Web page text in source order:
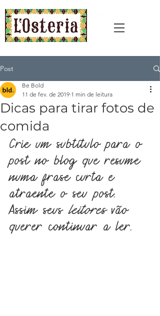
Post
Dicas para tirar fotos de
comida
Be Bold
11 de fev. de 2019 1 min de leitura
Crie um subtítulo para o
post no blog que resume
numa frase curta e
atraente o seu post.
Assim seus leitores vão
querer continuar a ler.